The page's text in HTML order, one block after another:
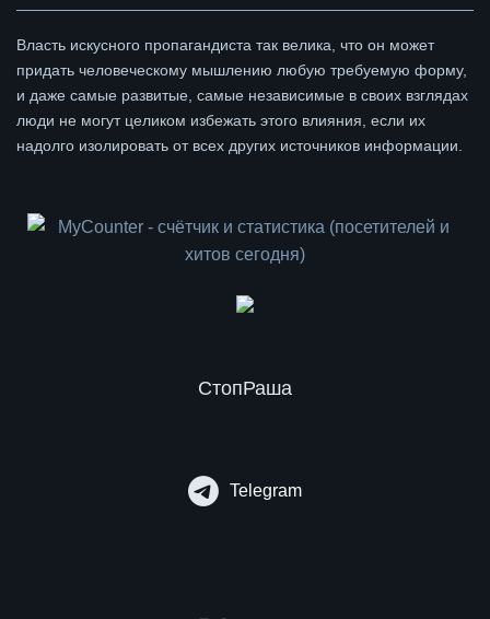
Власть искусного пропагандиста так велика, что он может
придать человеческому мышлению любую требуемую форму,
и даже самые развитые, самые независимые в своих взглядах
люди не могут целиком избежать этого влияния, если их
надолго изолировать от всех других источников информации.
СтопРаша
Telegram